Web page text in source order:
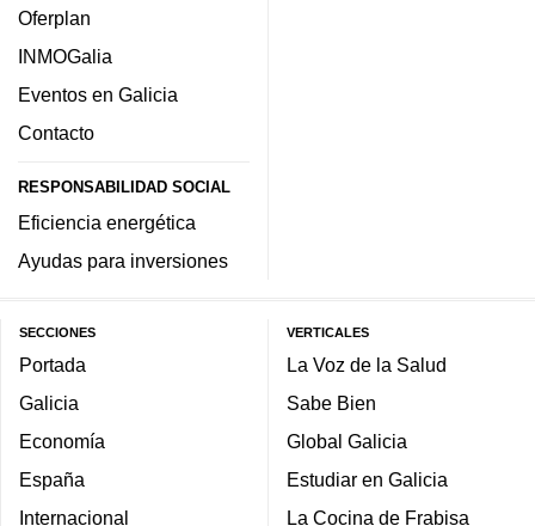
Oferplan
INMOGalia
Eventos en Galicia
Contacto
RESPONSABILIDAD SOCIAL
Eficiencia energética
Ayudas para inversiones
SECCIONES
Portada
Galicia
Economía
España
Internacional
VERTICALES
La Voz de la Salud
Sabe Bien
Global Galicia
Estudiar en Galicia
La Cocina de Frabisa